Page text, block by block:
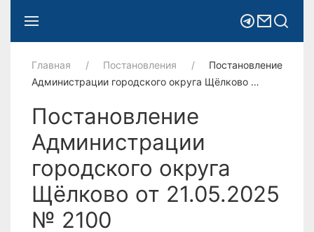
Главная Постановления
Постановление
Администрации городского округа Щёлково …
Постановление
Администрации
городского округа
Щёлково от 21.05.2025
№ 2100